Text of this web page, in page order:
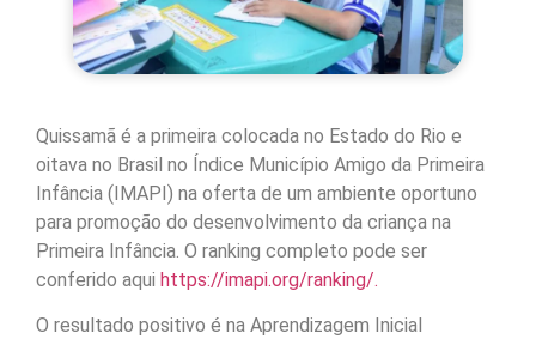
Quissamã é a primeira colocada no Estado do Rio e
oitava no Brasil no Índice Município Amigo da Primeira
Infância (IMAPI) na oferta de um ambiente oportuno
para promoção do desenvolvimento da criança na
Primeira Infância. O ranking completo pode ser
conferido aqui https://imapi.org/ranking/.
O resultado positivo é na Aprendizagem Inicial